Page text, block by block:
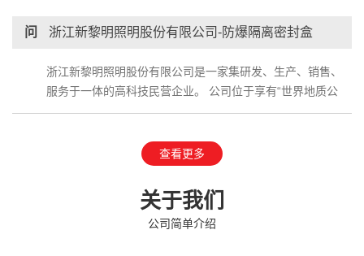
问 浙江新黎明照明股份有限公司-防爆隔离密封盒
浙江新黎明照明股份有限公司是一家集研发、生产、销售、
服务于一体的高科技民营企业。 公司位于享有“世界地质公
园”、国家AAAAA级…
查看更多
关于我们
公司简单介绍